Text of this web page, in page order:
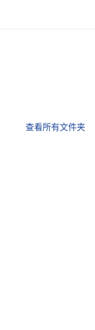
查看所有文件夹